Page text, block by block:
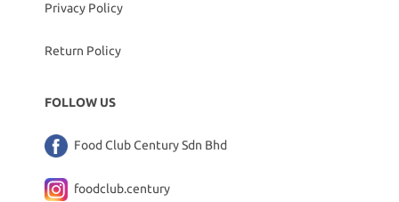
Privacy Policy
Return Policy
FOLLOW US
Food Club Century Sdn Bhd
foodclub.century